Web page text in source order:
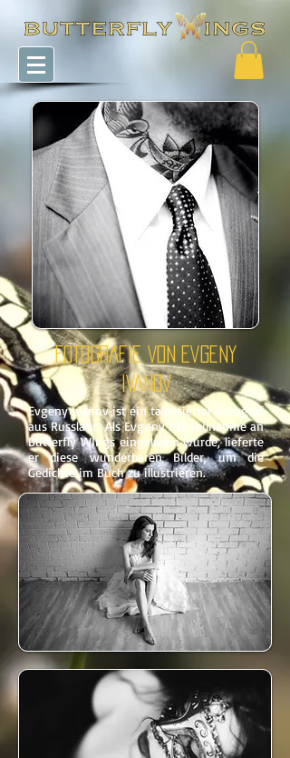
Evgeny Ivanov ist ein talentierter Fotograf
aus Russland. Als Evgeny zur Teilnahme an
Butterfly WIngs eingeladen wurde, lieferte
er diese wunderbaren Bilder, um die
Gedichte im Buch zu illustrieren.
FOTOGRAFIE VON EVGENY
IVANOV